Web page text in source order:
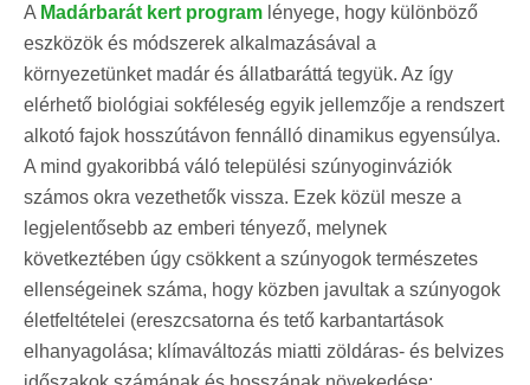
A Madárbarát kert program lényege, hogy különböző
eszközök és módszerek alkalmazásával a
környezetünket madár és állatbaráttá tegyük. Az így
elérhető biológiai sokféleség egyik jellemzője a rendszert
alkotó fajok hosszútávon fennálló dinamikus egyensúlya.
A mind gyakoribbá váló települési szúnyoginváziók
számos okra vezethetők vissza. Ezek közül mesze a
legjelentősebb az emberi tényező, melynek
következtében úgy csökkent a szúnyogok természetes
ellenségeinek száma, hogy közben javultak a szúnyogok
életfeltételei (ereszcsatorna és tető karbantartások
elhanyagolása; klímaváltozás miatti zöldáras- és belvizes